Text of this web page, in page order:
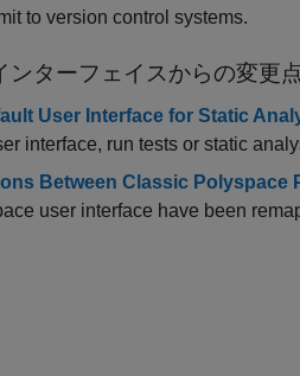
to version control systems.
ンターフェイスからの変更点
User Interface for Static
interface, run tests or static
Between Classic
user interface have been